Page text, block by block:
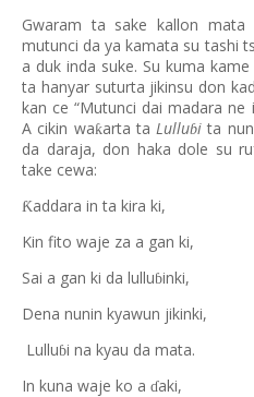
Gwaram ta sake kallon
mutunci da ya kamata su tashi
a duk inda suke. Su kuma
ta hanyar suturta jikinsu don
kan ce “Mutunci dai madara ne
A cikin waƙarta taLulluɓi ta
da daraja, don haka dole su
take cewa:
Ƙaddara in ta kira ki,
Kin fito waje za a gan ki,
Sai a gan ki da lulluɓinki,
Dena nunin kyawun jikinki,
Lulluɓi na kyau da mata.
In kuna waje ko a ɗaki,